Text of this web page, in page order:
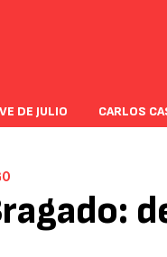
DE JULIO CARLOS